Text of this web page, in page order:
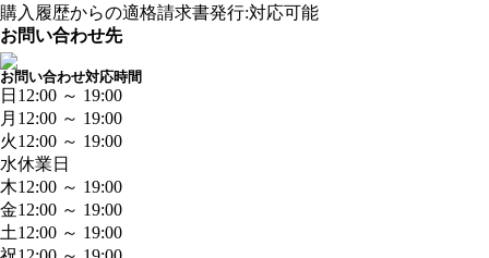
購入履歴からの適格請求書発行:対応可能
お問い合わせ先
お問い合わせ対応時間
日 12:00 ～ 19:00
月 12:00 ～ 19:00
火12:00 ～ 19:00
水休業日
木12:00 ～ 19:00
金12:00 ～ 19:00
土12:00 ～ 19:00